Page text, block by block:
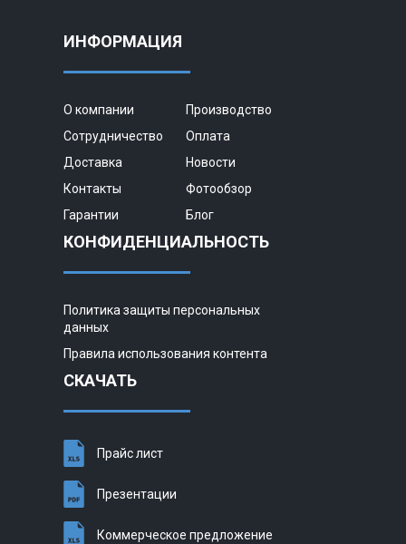
ИНФОРМАЦИЯ
О компании
Производство
Сотрудничество
Оплата
Доставка
Новости
Контакты
Фотообзор
Гарантии
Блог
КОНФИДЕНЦИАЛЬНОСТЬ
Политика защиты персональных
данных
Правила использования контента
СКАЧАТЬ
Прайс лист
Презентации
Коммерческое предложение